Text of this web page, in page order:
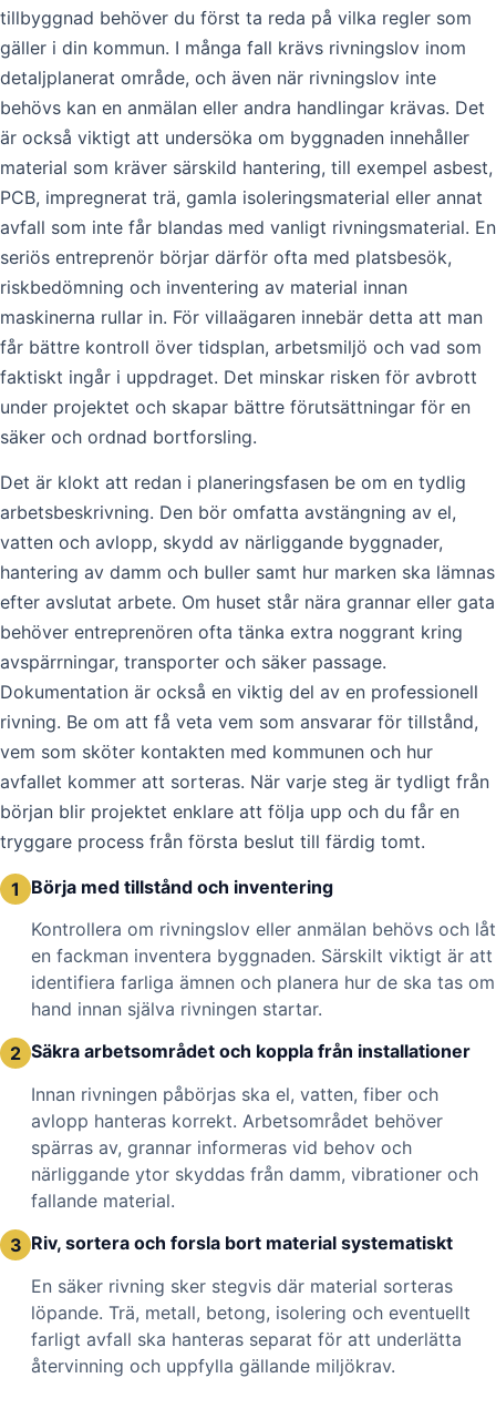
tillbyggnad behöver du först ta reda på vilka regler som
gäller i din kommun. I många fall krävs rivningslov inom
detaljplanerat område, och även när rivningslov inte
behövs kan en anmälan eller andra handlingar krävas. Det
är också viktigt att undersöka om byggnaden innehåller
material som kräver särskild hantering, till exempel asbest,
PCB, impregnerat trä, gamla isoleringsmaterial eller annat
avfall som inte får blandas med vanligt rivningsmaterial. En
seriös entreprenör börjar därför ofta med platsbesök,
riskbedömning och inventering av material innan
maskinerna rullar in. För villaägaren innebär detta att man
får bättre kontroll över tidsplan, arbetsmiljö och vad som
faktiskt ingår i uppdraget. Det minskar risken för avbrott
under projektet och skapar bättre förutsättningar för en
säker och ordnad bortforsling.
Det är klokt att redan i planeringsfasen be om en tydlig
arbetsbeskrivning. Den bör omfatta avstängning av el,
vatten och avlopp, skydd av närliggande byggnader,
hantering av damm och buller samt hur marken ska lämnas
efter avslutat arbete. Om huset står nära grannar eller gata
behöver entreprenören ofta tänka extra noggrant kring
avspärrningar, transporter och säker passage.
Dokumentation är också en viktig del av en professionell
rivning. Be om att få veta vem som ansvarar för tillstånd,
vem som sköter kontakten med kommunen och hur
avfallet kommer att sorteras. När varje steg är tydligt från
början blir projektet enklare att följa upp och du får en
tryggare process från första beslut till färdig tomt.
1
Börja med tillstånd och inventering
Kontrollera om rivningslov eller anmälan behövs och låt
en fackman inventera byggnaden. Särskilt viktigt är att
identifiera farliga ämnen och planera hur de ska tas om
hand innan själva rivningen startar.
2 Säkra arbetsområdet och koppla från installationer
Innan rivningen påbörjas ska el, vatten, fiber och
avlopp hanteras korrekt. Arbetsområdet behöver
spärras av, grannar informeras vid behov och
närliggande ytor skyddas från damm, vibrationer och
fallande material.
3 Riv, sortera och forsla bort material systematiskt
En säker rivning sker stegvis där material sorteras
löpande. Trä, metall, betong, isolering och eventuellt
farligt avfall ska hanteras separat för att underlätta
återvinning och uppfylla gällande miljökrav.